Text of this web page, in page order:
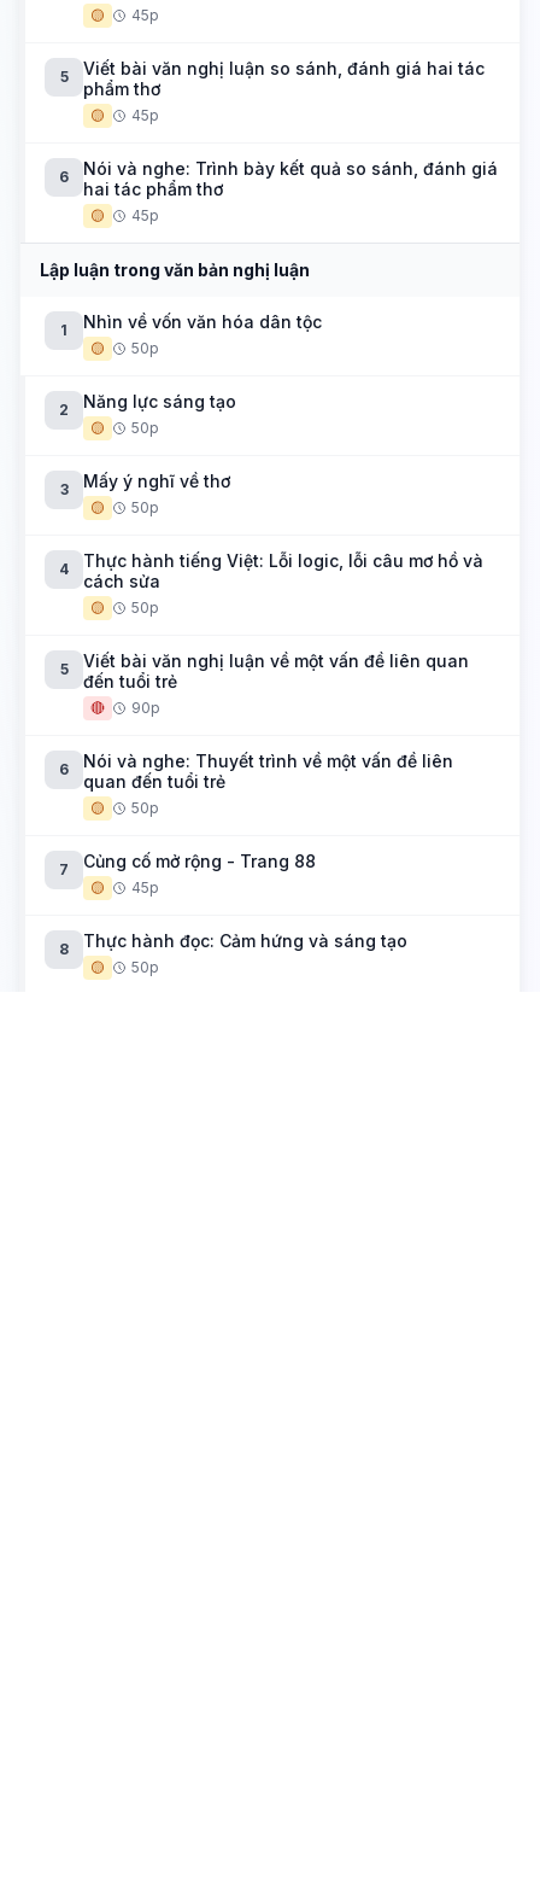
🟡 45p
5
Viết bài văn nghị luận so sánh, đánh giá hai tác
phẩm thơ
🟡 45p
6
Nói và nghe: Trình bày kết quả so sánh, đánh giá
hai tác phẩm thơ
🟡 45p
Lập luận trong văn bản nghị luận
1 Nhìn về vốn văn hóa dân tộc
🟡 50p
2 Năng lực sáng tạo
🟡 50p
3 Mấy ý nghĩ về thơ
🟡 50p
4
Thực hành tiếng Việt: Lỗi logic, lỗi câu mơ hồ và
cách sửa
🟡 50p
5
Viết bài văn nghị luận về một vấn đề liên quan
đến tuổi trẻ
🔴 90p
6
Nói và nghe: Thuyết trình về một vấn đề liên
quan đến tuổi trẻ
🟡 50p
7 Củng cố mở rộng - Trang 88
🟡 45p
8 Thực hành đọc: Cảm hứng và sáng tạo
🟡 50p